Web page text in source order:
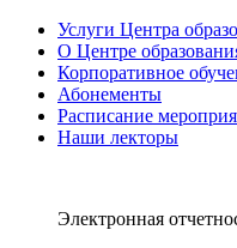
Услуги Центра
О Центре
Корпоративное
Абонементы
Расписание
Наши лекторы
Электронная